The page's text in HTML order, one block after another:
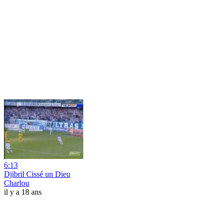
6:13
Djibril Cissé un Dieu
Charlou
il y a 18 ans